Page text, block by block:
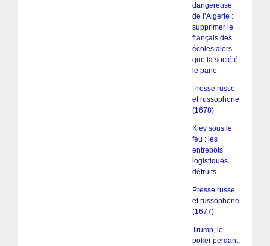
dangereuse
de l’Algérie :
supprimer le
français des
écoles alors
que la société
le parle
Presse russe
et russophone
(1678)
Kiev sous le
feu : les
entrepôts
logistiques
détruits
Presse russe
et russophone
(1677)
Trump, le
poker perdant,